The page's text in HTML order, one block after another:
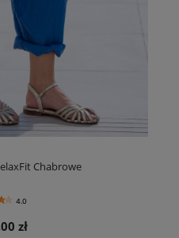
Chabrowe
4.0
zł